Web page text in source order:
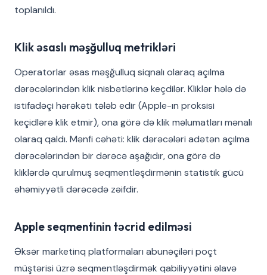
toplanıldı.
Klik əsaslı məşğulluq metriklərі
Operatorlar əsas məşğulluq siqnalı olaraq açılma
dərəcələrindən klik nisbətlərinə keçdilər. Kliklər hələ də
istifadəçi hərəkəti tələb edir (Apple-ın proksisi
keçidlərə klik etmir), ona görə də klik məlumatları mənalı
olaraq qaldı. Mənfi cəhəti: klik dərəcələri adətən açılma
dərəcələrindən bir dərəcə aşağıdır, ona görə də
kliklərdə qurulmuş seqmentləşdirmənin statistik gücü
əhəmiyyətli dərəcədə zəifdir.
Apple seqmentinin təcrid edilməsi
Əksər marketinq platformaları abunəçiləri poçt
müştərisi üzrə seqmentləşdirmək qabiliyyətini əlavə